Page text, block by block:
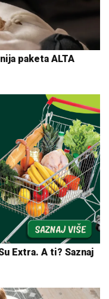
paketa ALTA
Extra. A ti? Saznaj